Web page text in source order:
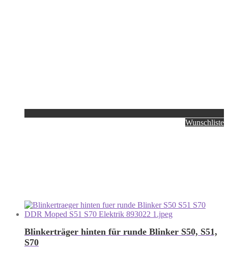
Wunschliste
Blinkerträger hinten für runde Blinker S50, S51,
S70